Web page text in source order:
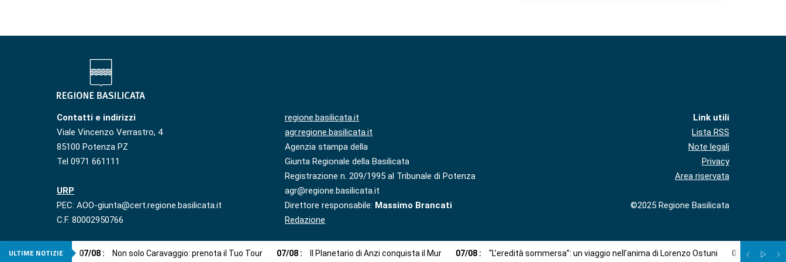
Contatti e indirizzi
Viale Vincenzo Verrastro, 4
85100 Potenza PZ
Tel 0971 661111
URP
PEC: AOO-giunta@cert.regione.basilicata.it
C.F. 80002950766
regione.basilicata.it
agr.regione.basilicata.it
Agenzia stampa della
Giunta Regionale della Basilicata
Registrazione n. 209/1995 al Tribunale di Potenza
agr@regione.basilicata.it
Direttore responsabile: Massimo Brancati
Redazione
Link utili
Lista RSS
Note legali
Privacy
Area riservata
©2025 Regione Basilicata
ULTIME NOTIZIE 07/08 : Non solo Caravaggio: prenota il Tuo Tour 07/08 : Il Planetario di Anzi conquista il Mur 07/08 : “L’eredità sommersa”: un viaggio nell’anima di Lorenzo Ostuni 07 08 Più